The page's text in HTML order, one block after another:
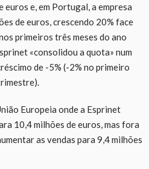
euros e, em Portugal, a empresa
de euros, crescendo 20% face
primeiros três meses do ano
«consolidou a quota» num
de -5% (-2% no primeiro
Europeia onde a Esprinet
10,4 milhões de euros, mas fora
as vendas para 9,4 milhões